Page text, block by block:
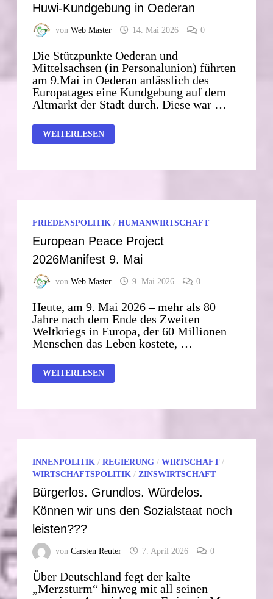
Huwi-Kundgebung in Oederan
vonWeb Master 14. Mai 2026 0
Die Stützpunkte Oederan und
Mittelsachsen (in Personalunion) führten
am 9.Mai in Oederan anlässlich des
Europatages eine Kundgebung auf dem
Altmarkt der Stadt durch. Diese war …
HUWI-
KUNDGEBUNG
WEITERLESEN
FRIEDENSPOLITIK /HUMANWIRTSCHAFT
European Peace Project
2026Manifest 9. Mai
vonWeb Master 9. Mai 2026 0
Heute, am 9. Mai 2026 – mehr als 80
Jahre nach dem Ende des Zweiten
Weltkriegs in Europa, der 60 Millionen
Menschen das Leben kostete, …
EUROPEAN
PEACE
WEITERLESEN
INNENPOLITIK /REGIERUNG /WIRTSCHAFT/
WIRTSCHAFTSPOLITIK / ZINSWIRTSCHAFT
Bürgerlos. Grundlos. Würdelos.
Können wir uns den Sozialstaat noch
leisten???
vonCarsten Reuter 7. April 2026 0
Über Deutschland fegt der kalte
„Merzsturm“ hinweg mit all seinen